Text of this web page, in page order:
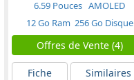
6.59 Pouces AMOLED
12 Go Ram 256 Go Disque
Offres de Vente (4)
Fiche
Similaires